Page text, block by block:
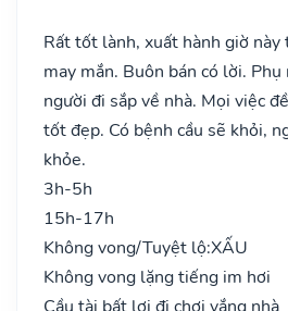
Rất tốt lành, xuất hành giờ này
may mắn. Buôn bán có lời.
người đi sắp về nhà. Mọi việc
tốt đẹp. Có bệnh cầu sẽ khỏi,
khỏe.
3h-5h
15h-17h
Không vong/Tuyệt lộ:XẤU
Không vong lặng tiếng im hơi